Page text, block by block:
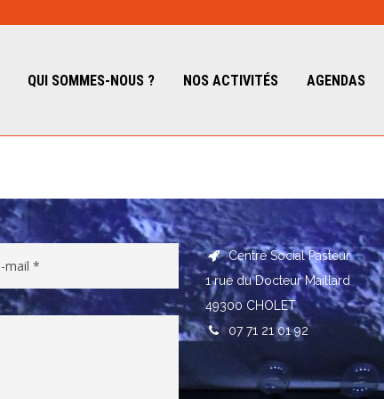
QUI SOMMES-NOUS ? NOS ACTIVITÉS AGENDAS
Centre Social Pasteur
1 rue du Docteur Maillard
49300 CHOLET
07 71 21 01 92